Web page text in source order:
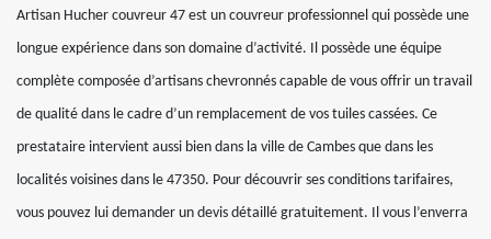
Artisan Hucher couvreur 47 est un couvreur professionnel qui possède une
longue expérience dans son domaine d’activité. Il possède une équipe
complète composée d’artisans chevronnés capable de vous offrir un travail
de qualité dans le cadre d’un remplacement de vos tuiles cassées. Ce
prestataire intervient aussi bien dans la ville de Cambes que dans les
localités voisines dans le 47350. Pour découvrir ses conditions tarifaires,
vous pouvez lui demander un devis détaillé gratuitement. Il vous l’enverra